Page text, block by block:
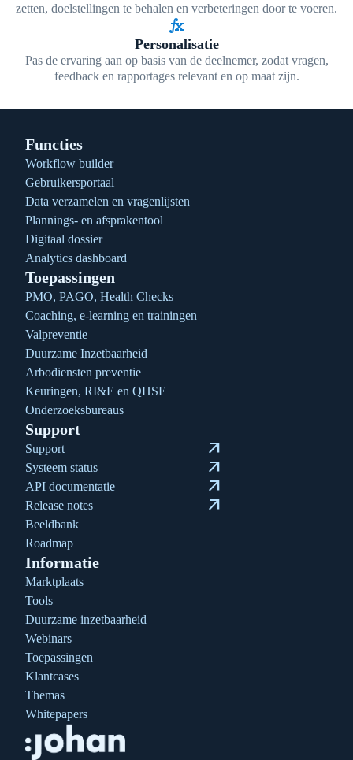
zetten, doelstellingen te behalen en verbeteringen door te voeren.
function
Personalisatie
Pas de ervaring aan op basis van de deelnemer, zodat vragen,
feedback en rapportages relevant en op maat zijn.
Functies
Workflow builder
Gebruikersportaal
Data verzamelen en vragenlijsten
Plannings- en afsprakentool
Digitaal dossier
Analytics dashboard
Toepassingen
PMO, PAGO, Health Checks
Coaching, e-learning en trainingen
Valpreventie
Duurzame Inzetbaarheid
Arbodiensten preventie
Keuringen, RI&E en QHSE
Onderzoeksbureaus
Support
Support arrow_outward
Systeem status arrow_outward
API documentatie arrow_outward
Release notes arrow_outward
Beeldbank
Roadmap
Informatie
Marktplaats
Tools
Duurzame inzetbaarheid
Webinars
Toepassingen
Klantcases
Themas
Whitepapers